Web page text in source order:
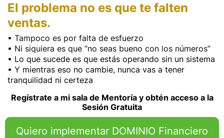
El problema no es que te falten
ventas.
• Tampoco es por falta de esfuerzo
• Ni siquiera es que “no seas bueno con los números”
• Lo que sucede es que estás operando sin un sistema
• Y mientras eso no cambie, nunca vas a tener
tranquilidad ni certeza
Regístrate a mi sala de Mentoría y obtén acceso a la
Sesión Gratuita
Quiero implementar DOMINIO Financiero